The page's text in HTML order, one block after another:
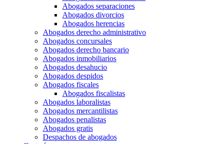
Abogados separaciones
Abogados divorcios
Abogados herencias
Abogados derecho administrativo
Abogados concursales
Abogados derecho bancario
Abogados inmobiliarios
Abogados desahucio
Abogados despidos
Abogados fiscales
Abogados fiscalistas
Abogados laboralistas
Abogados mercantilistas
Abogados penalistas
Abogados gratis
Despachos de abogados